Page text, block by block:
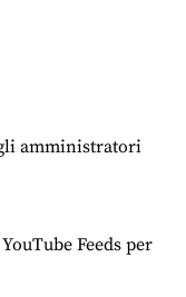
amministratori
Feeds per